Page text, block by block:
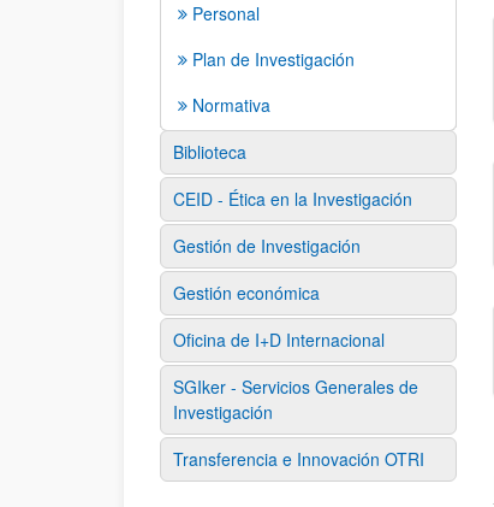
Personal
Plan de Investigación
Normativa
Biblioteca
CEID - Ética en la Investigación
Gestión de Investigación
Gestión económica
Oficina de I+D Internacional
SGIker - Servicios Generales de
Investigación
Transferencia e Innovación OTRI